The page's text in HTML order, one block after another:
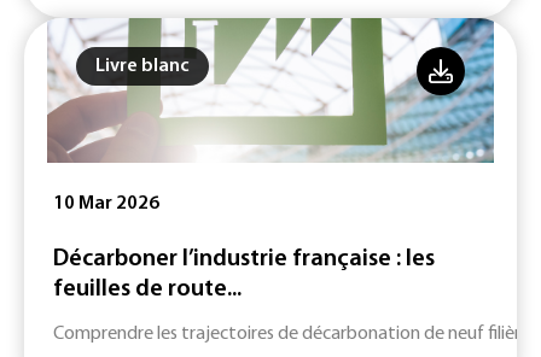
Livre blanc
10 Mar 2026
Décarboner l’industrie française : les
feuilles de route...
Comprendre les trajectoires de décarbonation de neuf